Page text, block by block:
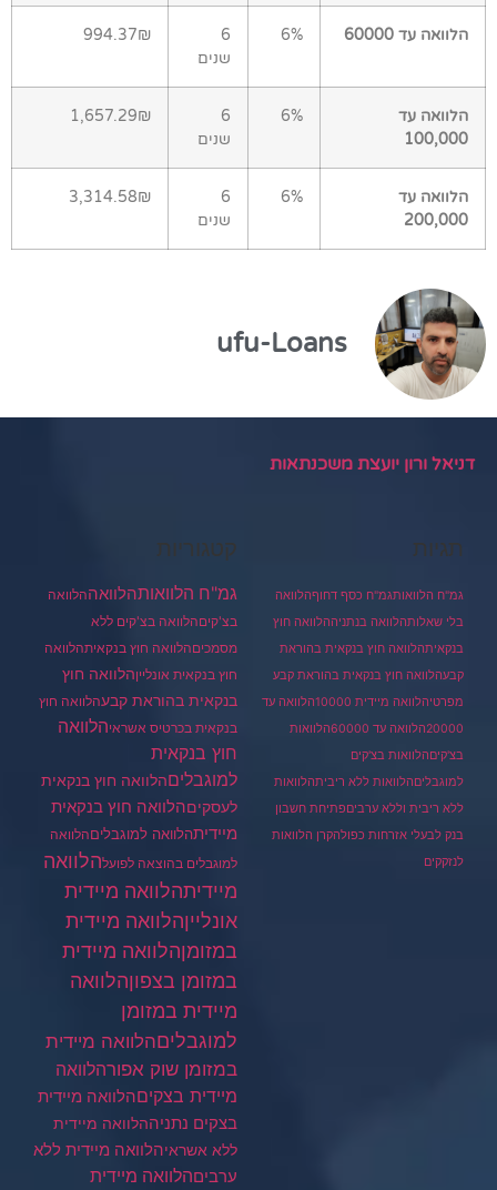
הלוואה עד 60000 6%
6
שנים
994.37₪
הלוואה עד
100,000
6%
6
שנים
1,657.29₪
הלוואה עד
200,000
6%
6
שנים
3,314.58₪
ufu-Loans
דניאל ורון יועצת משכנתאות
תגיות
גמ"ח הלוואותגמ"ח כסף דחוףהלוואה
בלי שאלותהלוואה בנתניההלוואה חוץ
בנקאיתהלוואה חוץ בנקאית בהוראת
קבעהלוואה חוץ בנקאית בהוראת קבע
מפרטיהלוואה מיידית 10000
הלוואה עד
20000הלוואה עד 60000
הלוואות
בצ'קיםהלוואות בצ'קים
למוגבליםהלוואות ללא ריביתהלוואות
ללא ריבית וללא ערביםפתיחת חשבון
בנק לבעלי אזרחות כפולהקרן הלוואות
לנזקקים
קטגוריות
גמ"ח הלוואותהלוואההלוואה
בצ'קיםהלוואה בצ'קים ללא
מסמכיםהלוואה חוץ בנקאיתהלוואה
חוץ בנקאית אונלייןהלוואה חוץ
בנקאית בהוראת קבעהלוואה חוץ
בנקאית בכרטיס אשראיהלוואה
חוץ בנקאית
למוגבליםהלוואה חוץ בנקאית
לעסקיםהלוואה חוץ בנקאית
מיידיתהלוואה למוגבליםהלוואה
למוגבלים בהוצאה לפועלהלוואה
מיידיתהלוואה מיידית
אונלייןהלוואה מיידית
במזומןהלוואה מיידית
במזומן בצפוןהלוואה
מיידית במזומן
למוגבליםהלוואה מיידית
במזומן שוק אפורהלוואה
מיידית בצקיםהלוואה מיידית
בצקים נתניההלוואה מיידית
ללא אשראיהלוואה מיידית ללא
ערביםהלוואה מיידית